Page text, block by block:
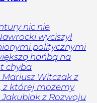
nic nie
wyciszył
politycznymi
hańbą na
chyba
Witczak z
z której możemy
z Rozwoju